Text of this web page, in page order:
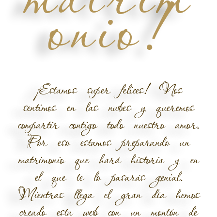
onio!
¡Estamos super felices! Nos
sentimos en las nubes y queremos
compartir contigo todo nuestro amor.
Por eso estamos preparando un
matrimonio que hará historia y en
el que te lo pasarás genial.
Mientras llega el gran día hemos
creado esta web con un montón de